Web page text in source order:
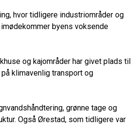
hvor tidligere industriområder og
byens voksende
og kajområder har givet plads til
klimavenlig transport og
grønne tage og
Også Ørestad, som tidligere var